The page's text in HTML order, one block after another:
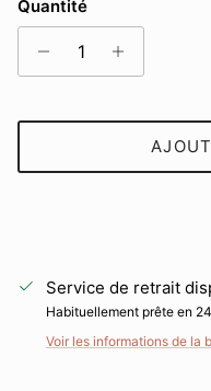
Quantité
Service de retrait
Habituellement prête en
Voir les informations de la